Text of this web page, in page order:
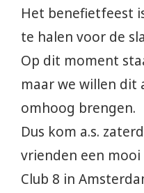
Het benefietfeest
te halen voor de
Op dit moment
maar we willen dit
omhoog brengen.
Dus kom a.s.
vrienden een
Club 8 in